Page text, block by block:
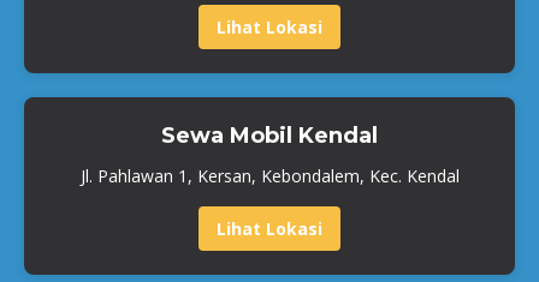
Lihat Lokasi
Sewa Mobil Kendal
Jl. Pahlawan 1, Kersan, Kebondalem, Kec. Kendal
Lihat Lokasi